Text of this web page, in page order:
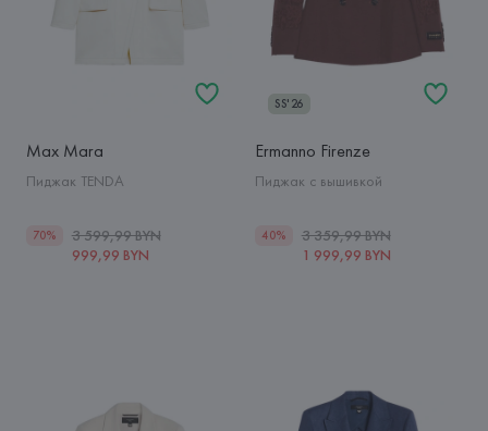
Max Mara
Пиджак TENDA
70%
3 599,99 BYN
999,99 BYN
SS'26
Ermanno Firenze
Пиджак с вышивкой
40%
3 359,99 BYN
1 999,99 BYN